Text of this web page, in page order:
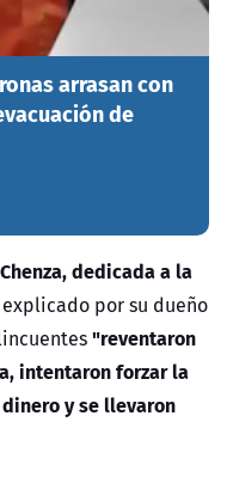
arrasan con
de
Chenza, dedicada a la
por su dueño
"reventaron
intentaron forzar la
y se llevaron